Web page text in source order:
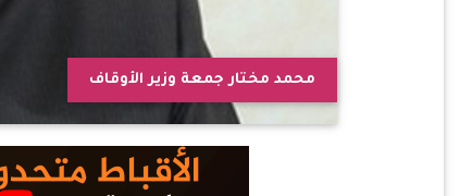
محمد مختار جمعة وزير الأوقاف